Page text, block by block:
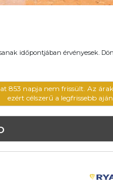
időpontjában érvényesek.
853 napja nem frissült. Az
ezért célszerű a legfrissebb